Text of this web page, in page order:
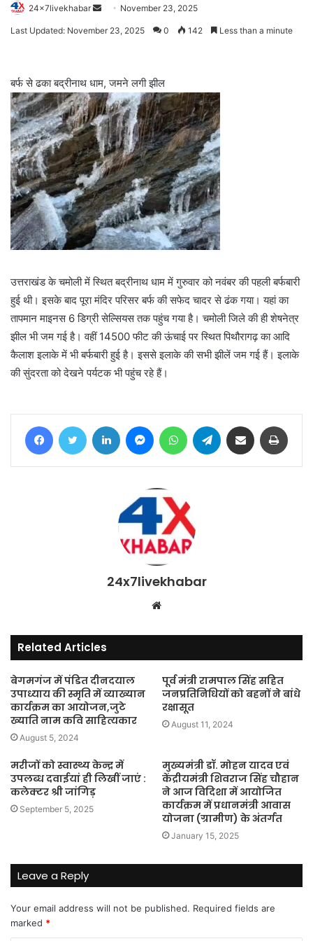
24x7livekhabar
Send November 23, 2025
Last Updated: November 23, 2025 0 142 Less than a minute
बर्फ से ढका बद्रीनाथ धाम, जमने लगी झील
उत्तराखंड के चमोली में स्थित बद्रीनाथ धाम में गुरुवार को नवंबर की पहली बर्फबारी
हुई थी। इसके बाद पूरा मंदिर परिसर बर्फ की सफेद चादर से ढंक गया। यहां का
तापमान माइनस 6 डिग्री सेल्सियस तक पहुंच गया है। चमोली जिले की ही शेषनेत्र
झील भी जम गई है। वहीं 14500 फीट की ऊंचाई पर स्थित पिथौरागढ़ का आदि
कैलाश इलाके में भी बर्फबारी हुई है। इससे इलाके की सभी झीलें जम गई हैं। इलाके
की सुंदरता को देखने पर्यटक भी पहुंच रहे हैं।
FacebookTwitter LinkedIn MessengerWhatsAppTelegram Share via Email
24x7livekhabar
Website
Related Articles
बेगमगंज में पंडित दीनदयाल
उपाध्याय की स्मृति में व्याख्यान
कार्यक्रम का आयोजन,जुटे
ख्याति नाम कवि साहित्यकार
August 5, 2024
पूर्व मंत्री रामपाल सिंह सहित
जनप्रतिनिधियों को बहनों ने बांधे
रक्षासूत
August 11, 2024
मरीजों को स्वास्थ्य केन्द्र में
उपलब्ध दवाईयां ही लिखीं जाएं :
कलेक्टर श्री जांगिड़
September 5, 2025
मुख्यमंत्री डॉ. मोहन यादव एवं
केंद्रीयमंत्री शिवराज सिंह चौहान
ने आज विदिशा में आयोजित
कार्यक्रम में प्रधानमंत्री आवास
योजना (ग्रामीण) के अंतर्गत
January 15, 2025
Leave a Reply
Your email address will not be published. Required fields are
marked *